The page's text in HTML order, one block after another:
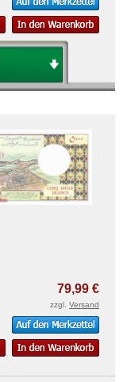
79,99 €
zzgl. Versand